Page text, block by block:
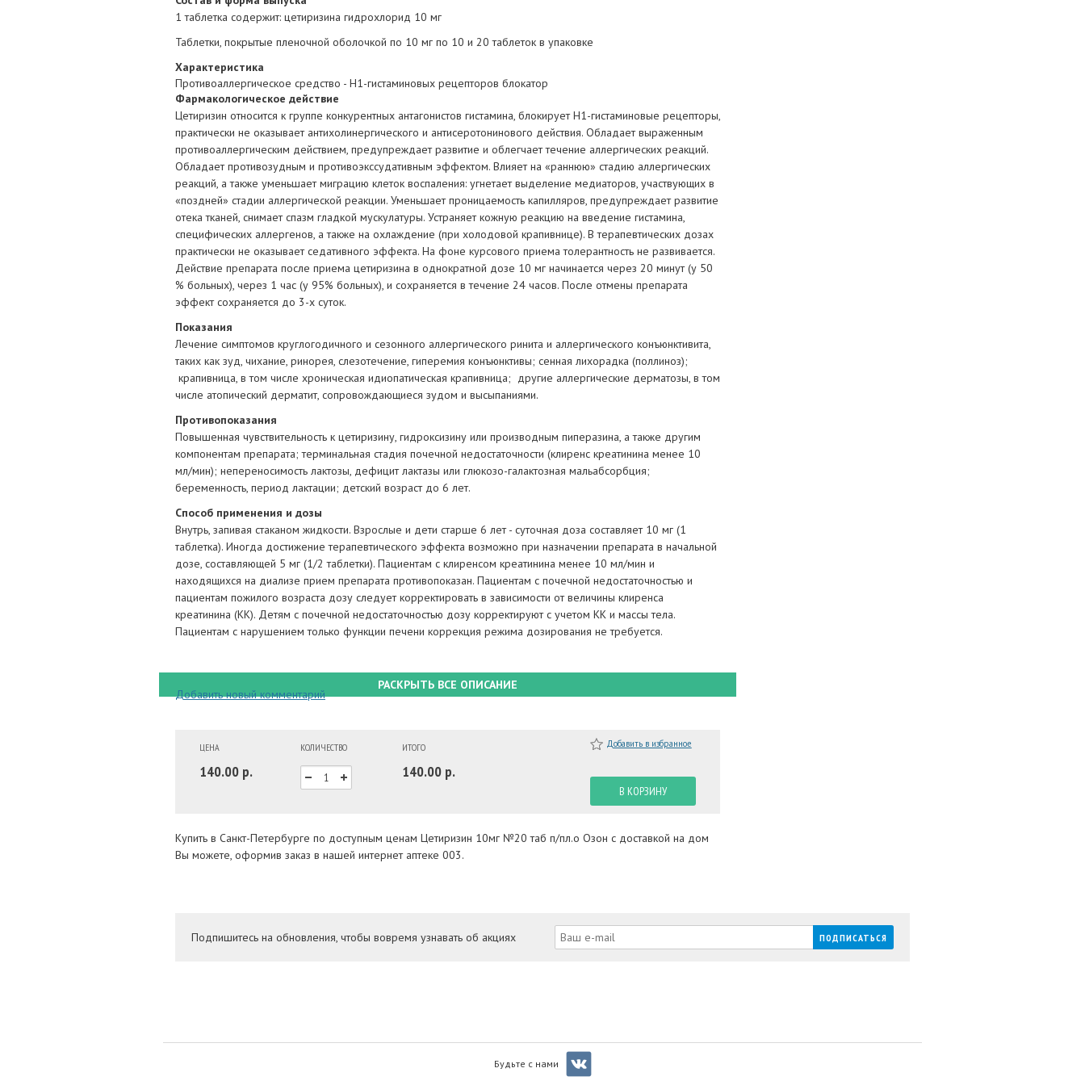
1 таблетка содержит: цетиризина гидрохлорид 10 мг
Таблетки, покрытые пленочной оболочкой по 10 мг по 10 и 20 таблеток в упаковке
Характеристика
Противоаллергическое средство - H1-гистаминовых рецепторов блокатор
Фармакологическое действие
Цетиризин относится к группе конкурентных антагонистов гистамина, блокирует Н1-гистаминовые рецепторы,
практически не оказывает антихолинергического и антисеротонинового действия. Обладает выраженным
противоаллергическим действием, предупреждает развитие и облегчает течение аллергических реакций.
Обладает противозудным и противоэкссудативным эффектом. Влияет на «раннюю» стадию аллергических
реакций, а также уменьшает миграцию клеток воспаления: угнетает выделение медиаторов, участвующих в
«поздней» стадии аллергической реакции. Уменьшает проницаемость капилляров, предупреждает развитие
отека тканей, снимает спазм гладкой мускулатуры. Устраняет кожную реакцию на введение гистамина,
специфических аллергенов, а также на охлаждение (при холодовой крапивнице). В терапевтических дозах
практически не оказывает седативного эффекта. На фоне курсового приема толерантность не развивается.
Действие препарата после приема цетиризина в однократной дозе 10 мг начинается через 20 минут (у 50
% больных), через 1 час (у 95% больных), и сохраняется в течение 24 часов. После отмены препарата
эффект сохраняется до 3-х суток.
Показания
Лечение симптомов круглогодичного и сезонного аллергического ринита и аллергического конъюнктивита,
таких как зуд, чихание, ринорея, слезотечение, гиперемия конъюнктивы; сенная лихорадка (поллиноз);
крапивница, в том числе хроническая идиопатическая крапивница; другие аллергические дерматозы, в том
числе атопический дерматит, сопровождающиеся зудом и высыпаниями.
Противопоказания
Повышенная чувствительность к цетиризину, гидроксизину или производным пиперазина, а также другим
компонентам препарата; терминальная стадия почечной недостаточности (клиренс креатинина менее 10
мл/мин); непереносимость лактозы, дефицит лактазы или глюкозо-галактозная мальабсорбция;
беременность, период лактации; детский возраст до 6 лет.
Способ применения и дозы
Внутрь, запивая стаканом жидкости. Взрослые и дети старше 6 лет - суточная доза составляет 10 мг (1
таблетка). Иногда достижение терапевтического эффекта возможно при назначении препарата в начальной
дозе, составляющей 5 мг (1/2 таблетки). Пациентам с клиренсом креатинина менее 10 мл/мин и
находящихся на диализе прием препарата противопоказан. Пациентам с почечной недостаточностью и
пациентам пожилого возраста дозу следует корректировать в зависимости от величины клиренса
креатинина (КК). Детям с почечной недостаточностью дозу корректируют с учетом КК и массы тела.
Пациентам с нарушением только функции печени коррекция режима дозирования не требуется.
РАСКРЫТЬ ВСЕ ОПИСАНИЕ
Добавить новый комментарий
ЦЕНА
140.00 р.
КОЛИЧЕСТВО ИТОГО
140.00 р.
Добавить в избранное
В КОРЗИНУ
Купить в Санкт-Петербурге по доступным ценам Цетиризин 10мг №20 таб п/пл.о Озон с доставкой на дом
Вы можете, оформив заказ в нашей интернет аптеке 003.
Подпишитесь на обновления, чтобы вовремя узнавать об акциях
Будьте с нами